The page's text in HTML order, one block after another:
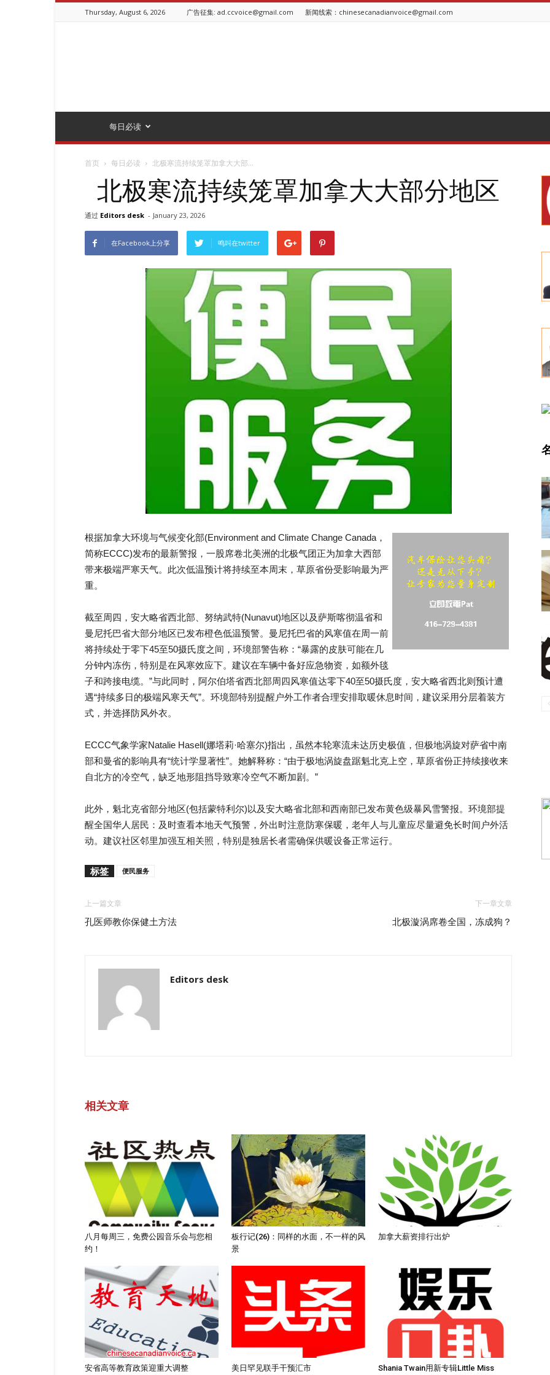
Thursday, August 6, 2026 广告征集: ad.ccvoice@gmail.com 新闻线索：chinesecanadianvoice@gmail.com
每日必读
首页 每日必读 北极寒流持续笼罩加拿大大部...
北极寒流持续笼罩加拿大大部分地区
通过 Editors desk - January 23, 2026
在Facebook上分享 鸣叫在twitter
根据加拿大环境与气候变化部(Environment and Climate Change Canada，
简称ECCC)发布的最新警报，一股席卷北美洲的北极气团正为加拿大西部
带来极端严寒天气。此次低温预计将持续至本周末，草原省份受影响最为严
重。
截至周四，安大略省西北部、努纳武特(Nunavut)地区以及萨斯喀彻温省和
曼尼托巴省大部分地区已发布橙色低温预警。曼尼托巴省的风寒值在周一前
将持续处于零下45至50摄氏度之间，环境部警告称：“暴露的皮肤可能在几
分钟内冻伤，特别是在风寒效应下。建议在车辆中备好应急物资，如额外毯
子和跨接电缆。”与此同时，阿尔伯塔省西北部周四风寒值达零下40至50摄氏度，安大略省西北则预计遭
遇“持续多日的极端风寒天气”。环境部特别提醒户外工作者合理安排取暖休息时间，建议采用分层着装方
式，并选择防风外衣。
ECCC气象学家Natalie Hasell(娜塔莉·哈塞尔)指出，虽然本轮寒流未达历史极值，但极地涡旋对萨省中南
部和曼省的影响具有“统计学显著性”。她解释称：“由于极地涡旋盘踞魁北克上空，草原省份正持续接收来
自北方的冷空气，缺乏地形阻挡导致寒冷空气不断加剧。”
此外，魁北克省部分地区(包括蒙特利尔)以及安大略省北部和西南部已发布黄色级暴风雪警报。环境部提
醒全国华人居民：及时查看本地天气预警，外出时注意防寒保暖，老年人与儿童应尽量避免长时间户外活
动。建议社区邻里加强互相关照，特别是独居长者需确保供暖设备正常运行。
标签 便民服务
上一篇文章
孔医师教你保健土方法
下一章文章
北极漩涡席卷全国，冻成狗？
Editors desk
相关文章
八月每周三，免费公园音乐会与您相
约！
板行记(26)：同样的水面，不一样的风
景
加拿大薪资排行出炉
安省高等教育政策迎重大调整 美日罕见联手干预汇市 Shania Twain用新专辑Little Miss